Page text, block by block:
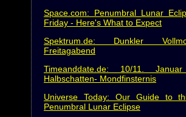
Space.com: Penumbral Lunar
Friday - Here's What to Expect
Spektrum.de: Dunkler
Freitagabend
Timeanddate.de: 10/11.
Halbschatten- Mondfinsternis
Universe Today: Our Guide to
Penumbral Lunar Eclipse